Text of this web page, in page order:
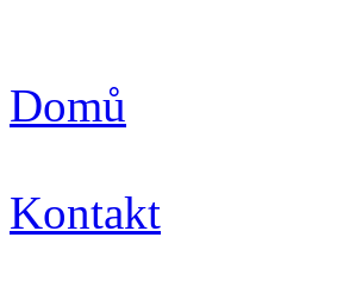
Domů
Kontakt